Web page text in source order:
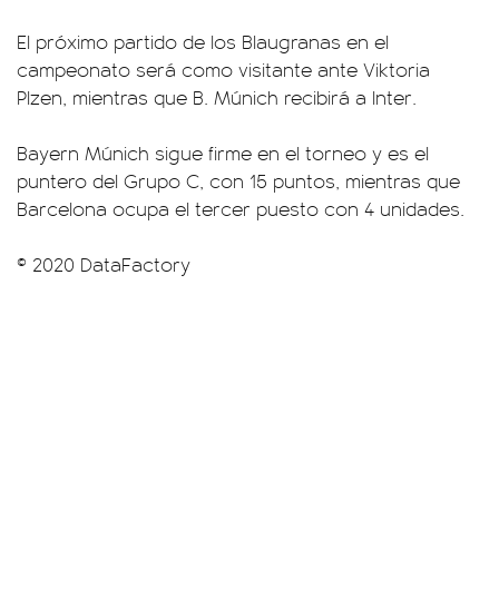
El próximo partido de los Blaugranas en el
campeonato será como visitante ante Viktoria
Plzen, mientras que B. Múnich recibirá a Inter.
Bayern Múnich sigue firme en el torneo y es el
puntero del Grupo C, con 15 puntos, mientras que
Barcelona ocupa el tercer puesto con 4 unidades.
© 2020 DataFactory